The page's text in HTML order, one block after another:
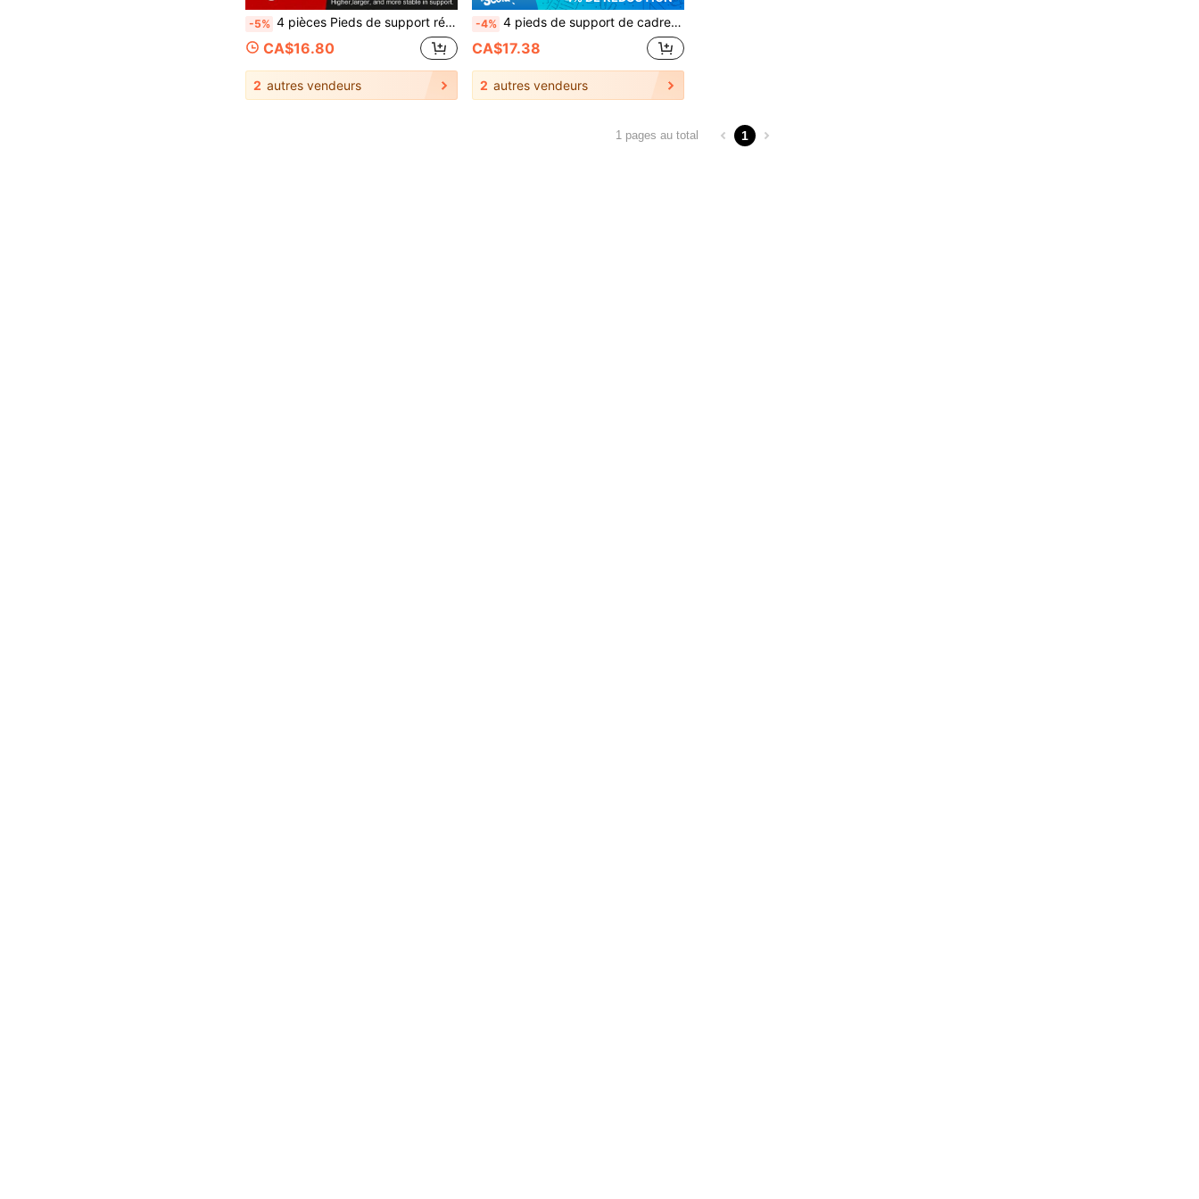
-5% 4 pièces Pieds de support réglables pour cadre de lit, pieds de support robustes pour cadre de lit central, pieds de meuble en plastique et acier extra durables, convient pour les grands lits, canapés et tables, hauteur réglable (13,2 cm - 38 cm)
CA$16.80
2 autres vendeurs
-4% 4 pieds de support de cadre de lit réglables, pieds de support robustes pour la planche centrale du cadre de lit, pieds de meubles en plastique extra durables, convenant aux grands lits, canapés et tables, hauteur réglable (5,118 pouces - 14,96 pouces)
CA$17.38
2 autres vendeurs
1 pages au total 1